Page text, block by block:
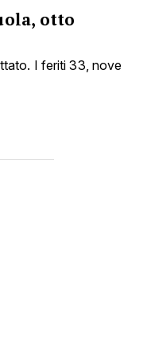
otto
I feriti 33, nove